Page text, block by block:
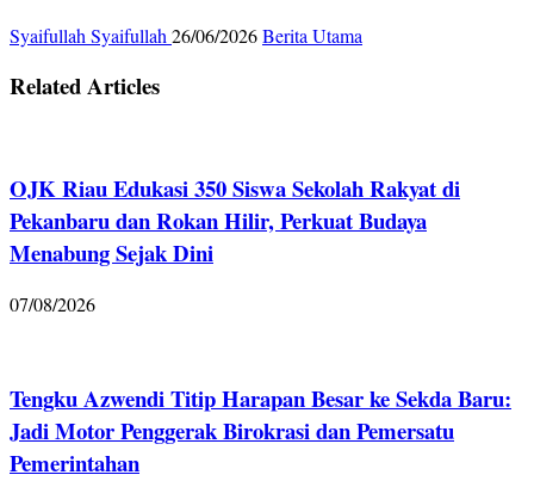
Syaifullah Syaifullah 26/06/2026Berita Utama
Related Articles
OJK Riau Edukasi 350 Siswa Sekolah Rakyat di
Pekanbaru dan Rokan Hilir, Perkuat Budaya
Menabung Sejak Dini
07/08/2026
Tengku Azwendi Titip Harapan Besar ke Sekda Baru:
Jadi Motor Penggerak Birokrasi dan Pemersatu
Pemerintahan